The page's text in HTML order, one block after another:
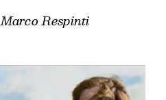
Marco Respinti